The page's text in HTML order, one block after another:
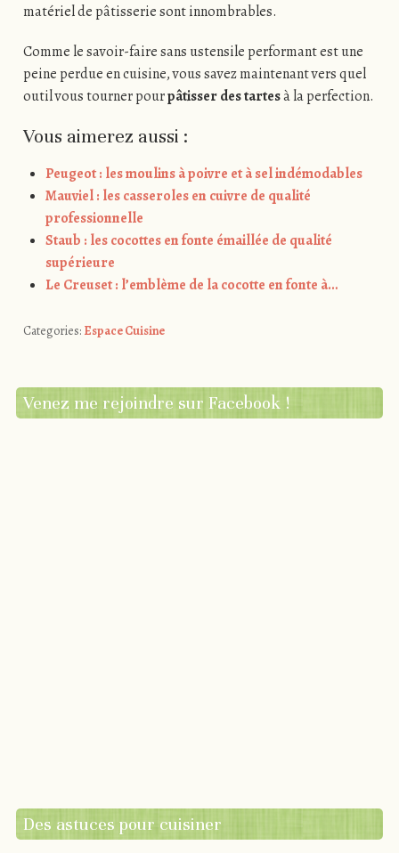
matériel de pâtisserie sont innombrables.
Comme le savoir-faire sans ustensile performant est une
peine perdue en cuisine, vous savez maintenant vers quel
outil vous tourner pourpâtisser des tartesà la perfection.
Vous aimerez aussi :
Peugeot : les moulins à poivre et à sel indémodables
Mauviel : les casseroles en cuivre de qualité
professionnelle
Staub : les cocottes en fonte émaillée de qualité
supérieure
Le Creuset : l’emblème de la cocotte en fonte à…
Categories: Espace Cuisine
Venez me rejoindre sur Facebook !
Des astuces pour cuisiner